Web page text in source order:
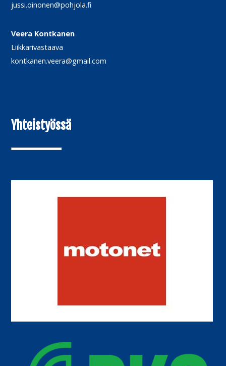
jussi.oinonen@pohjola.fi
Veera Kontkanen
Liikkarivastaava
kontkanen.veera@gmail.com
Yhteistyössä